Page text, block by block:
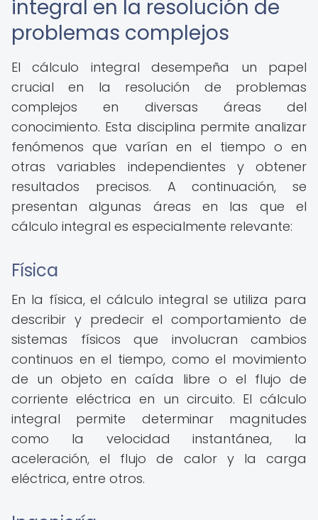
integral en la resolución de
problemas complejos
El cálculo integral desempeña un papel
crucial en la resolución de problemas
complejos en diversas áreas del
conocimiento. Esta disciplina permite analizar
fenómenos que varían en el tiempo o en
otras variables independientes y obtener
resultados precisos. A continuación, se
presentan algunas áreas en las que el
cálculo integral es especialmente relevante:
Física
En la física, el cálculo integral se utiliza para
describir y predecir el comportamiento de
sistemas físicos que involucran cambios
continuos en el tiempo, como el movimiento
de un objeto en caída libre o el flujo de
corriente eléctrica en un circuito. El cálculo
integral permite determinar magnitudes
como la velocidad instantánea, la
aceleración, el flujo de calor y la carga
eléctrica, entre otros.